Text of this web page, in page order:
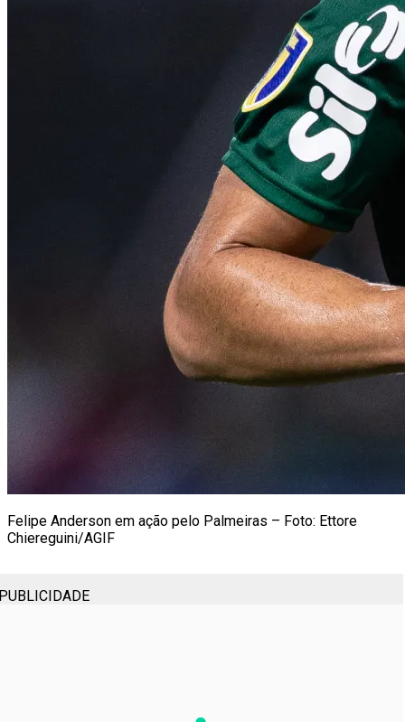
Felipe Anderson em ação pelo Palmeiras – Foto: Ettore
Chiereguini/AGIF